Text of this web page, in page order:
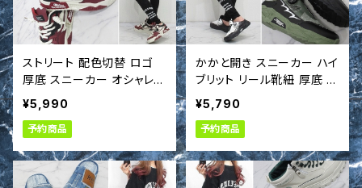
ストリート 配色切替 ロゴ
厚底 スニーカー オシャレ紐
靴 シューズ s
¥5,990
予約商品
かかと開き スニーカー ハイ
ブリット リール靴紐 厚底 ス
リッポン 靴 シューズ サン
ダル t663030
¥5,790
予約商品